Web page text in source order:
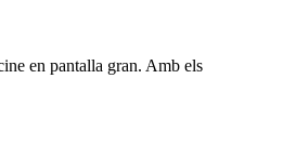
en pantalla gran. Amb els